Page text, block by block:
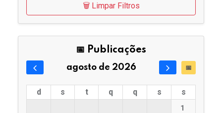
🗑️ Limpar Filtros
📅 Publicações
agosto de 2026 📅
d s t q q s s
1